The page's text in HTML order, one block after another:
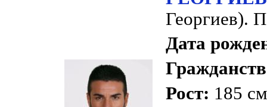
Георгиев).
Дата
Рост: 185